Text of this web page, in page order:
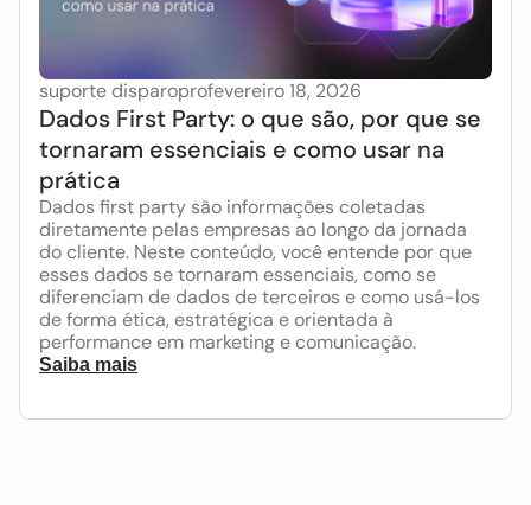
suporte disparoprofevereiro 18, 2026
Dados First Party: o que são, por que se
tornaram essenciais e como usar na
prática
Dados first party são informações coletadas
diretamente pelas empresas ao longo da jornada
do cliente. Neste conteúdo, você entende por que
esses dados se tornaram essenciais, como se
diferenciam de dados de terceiros e como usá-los
de forma ética, estratégica e orientada à
performance em marketing e comunicação.
Saiba mais